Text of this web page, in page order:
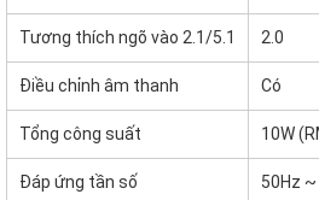
Tương thích ngõ vào 2.1/5.1 2.0
Điều chỉnh âm thanh Có
Tổng công suất 10W
Đáp ứng tần số 50Hz ~